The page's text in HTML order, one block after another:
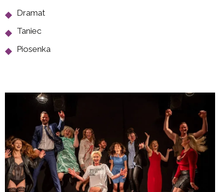
Dramat
Taniec
Piosenka